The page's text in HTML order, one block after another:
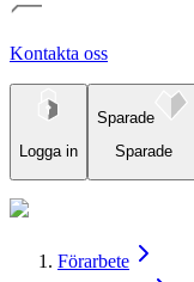
Kontakta oss
Logga in
Sparade
Sparade
Förarbete